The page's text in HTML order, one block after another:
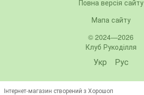
Повна версія сайту
Мапа сайту
© 2024—2026
Клуб Рукоділля
Укр Рус
Інтернет-магазин створений з Хорошоп